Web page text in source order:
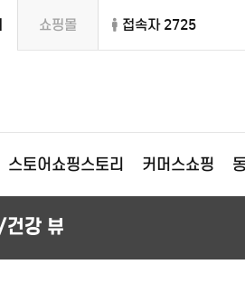
쇼핑몰 접속자 2725
스토어쇼핑스토리 커머스쇼핑
강 뷰